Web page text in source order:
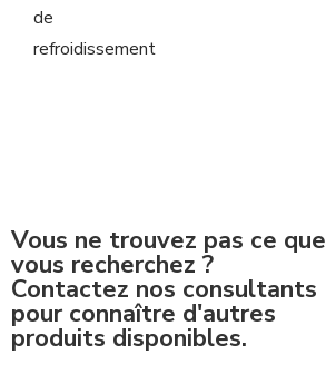
de
refroidissement
Vous ne trouvez pas ce que
vous recherchez ?
Contactez nos consultants
pour connaître d'autres
produits disponibles.